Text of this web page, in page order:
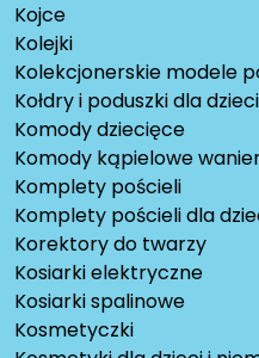
Kojce
Kolejki
Kolekcjonerskie modele
Kołdry i poduszki dla dzieci
Komody dziecięce
Komody kąpielowe
Komplety pościeli
Komplety pościeli dla
Korektory do twarzy
Kosiarki elektryczne
Kosiarki spalinowe
Kosmetyczki